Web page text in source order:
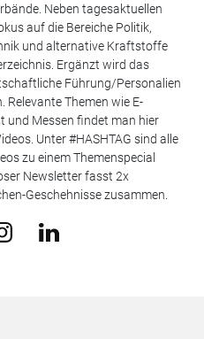
Neben tagesaktuellen
auf die Bereiche Politik,
und alternative Kraftstoffe
Ergänzt wird das
Führung/Personalien
Relevante Themen wie E-
und Messen findet man hier
Unter #HASHTAG sind alle
zu einem Themenspecial
Newsletter fasst 2x
Geschehnisse zusammen.